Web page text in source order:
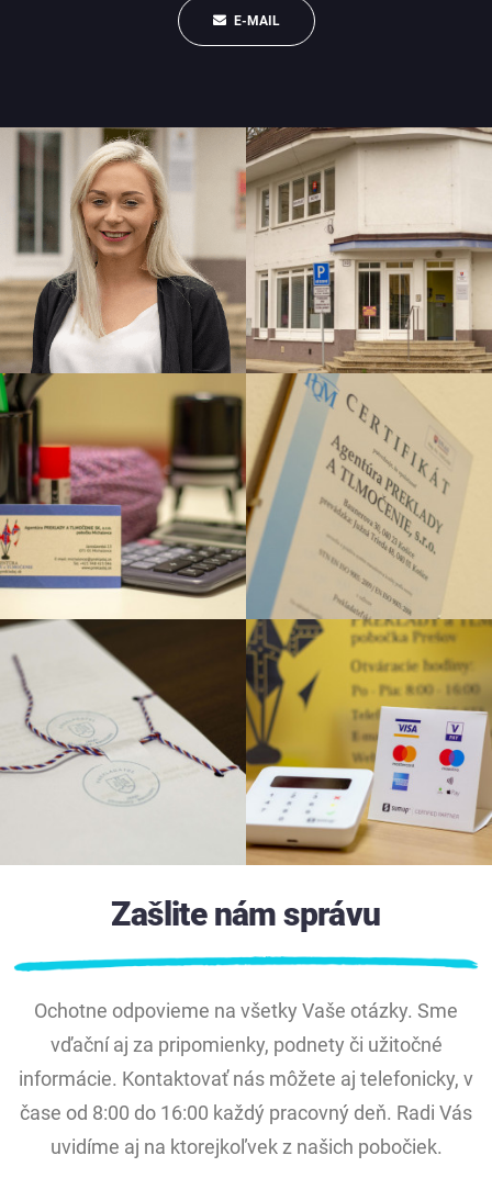
E-MAIL
Zašlite nám správu
Ochotne odpovieme na všetky Vaše otázky. Sme
vďační aj za pripomienky, podnety či užitočné
informácie. Kontaktovať nás môžete aj telefonicky, v
čase od 8:00 do 16:00 každý pracovný deň. Radi Vás
uvidíme aj na ktorejkoľvek z našich pobočiek.